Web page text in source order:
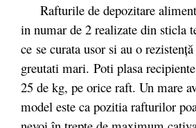
Rafturile de depozitare
in numar de 2 realizate din sticla
ce se curata usor si au o
greutati mari. Poti plasa
25 de kg, pe orice raft. Un mare
model este ca pozitia rafturilor